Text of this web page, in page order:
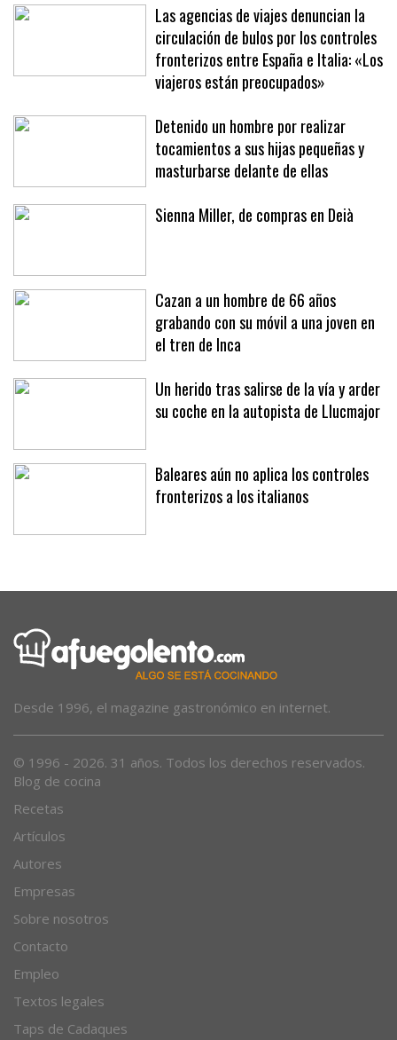
Las agencias de viajes denuncian la
circulación de bulos por los controles
fronterizos entre España e Italia: «Los
viajeros están preocupados»
Detenido un hombre por realizar
tocamientos a sus hijas pequeñas y
masturbarse delante de ellas
Sienna Miller, de compras en Deià
Cazan a un hombre de 66 años
grabando con su móvil a una joven en
el tren de Inca
Un herido tras salirse de la vía y arder
su coche en la autopista de Llucmajor
Baleares aún no aplica los controles
fronterizos a los italianos
Desde 1996, el magazine gastronómico en internet.
© 1996 - 2026. 31 años. Todos los derechos reservados.
Blog de cocina
Recetas
Artículos
Autores
Empresas
Sobre nosotros
Contacto
Empleo
Textos legales
Taps de Cadaques